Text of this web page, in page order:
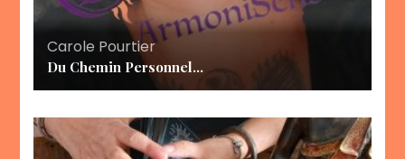
Carole Pourtier
Du Chemin Personnel…